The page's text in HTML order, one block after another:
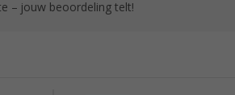
– jouw beoordeling telt!